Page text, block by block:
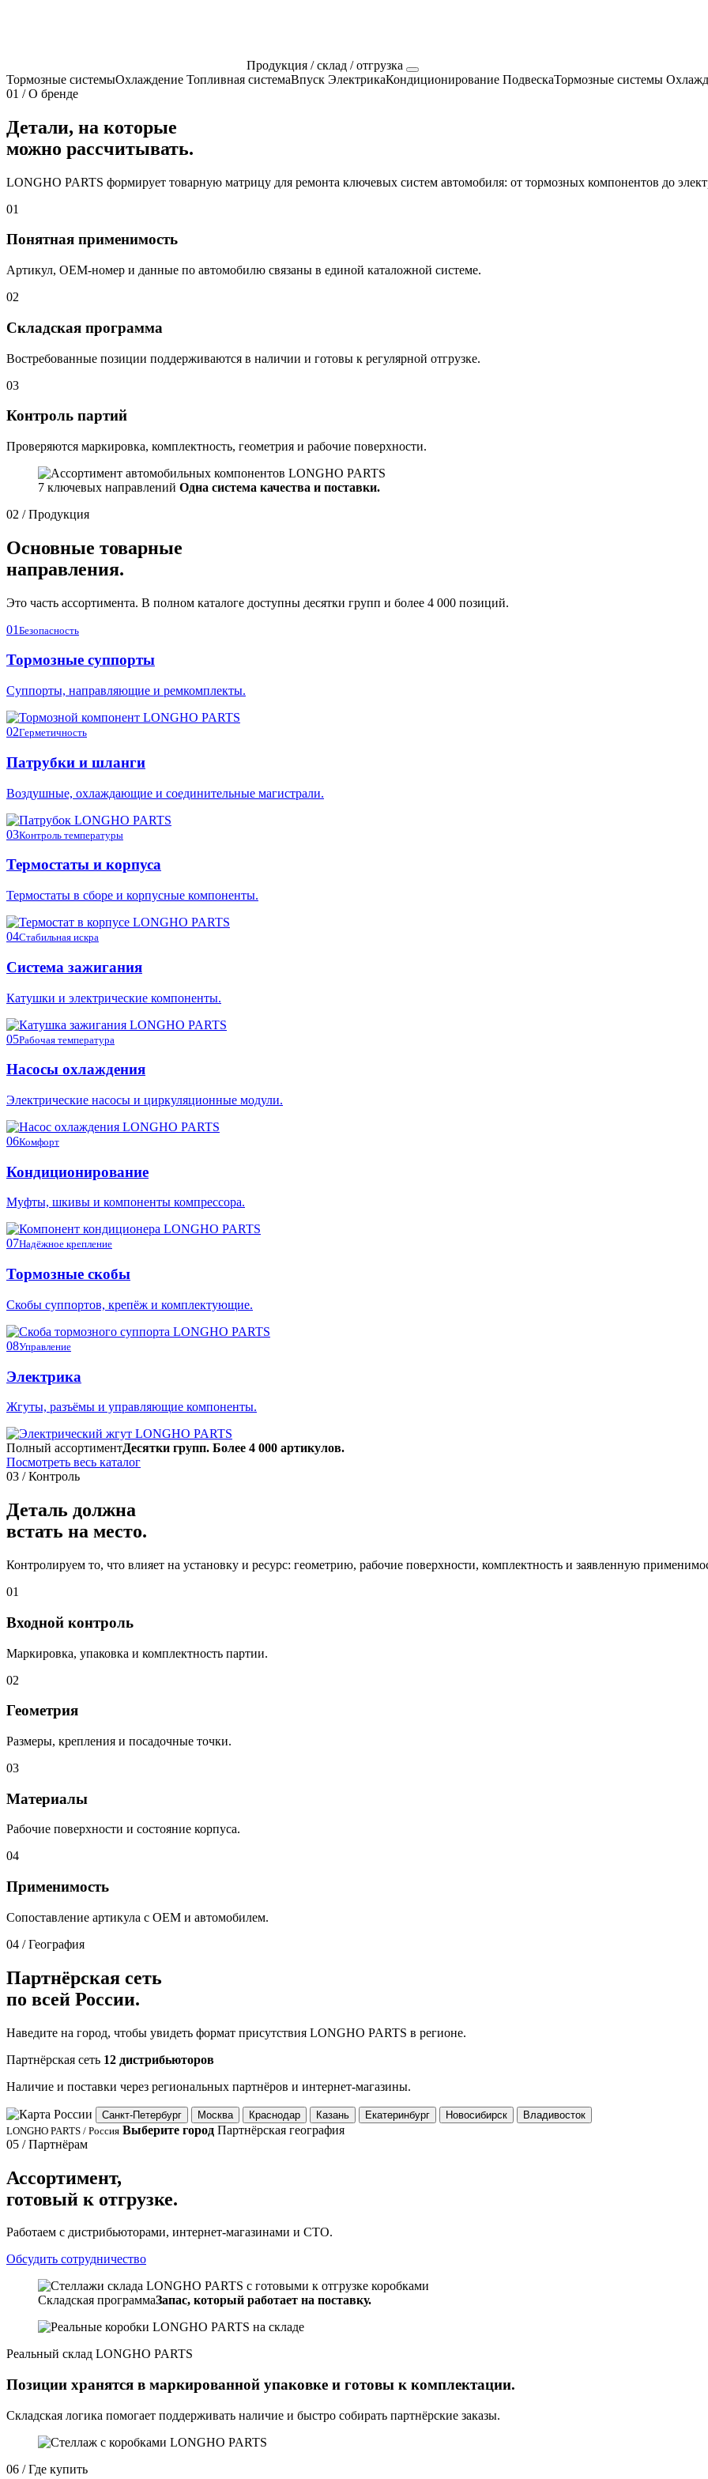
Продукция / склад / отгрузка
Тормозные системыОхлаждение Топливная системаВпуск ЭлектрикаКондиционирование ПодвескаТормозные системы
01 / О бренде
Детали, на которые
можно рассчитывать.
LONGHO PARTS формирует товарную матрицу для ремонта ключевых систем автомобиля: от тормозных компонентов до
01
Понятная применимость
Артикул, OEM-номер и данные по автомобилю связаны в единой каталожной системе.
02
Складская программа
Востребованные позиции поддерживаются в наличии и готовы к регулярной отгрузке.
03
Контроль партий
Проверяются маркировка, комплектность, геометрия и рабочие поверхности.
7 ключевых направлений Одна система качества и поставки.
02 / Продукция
Основные товарные
направления.
Это часть ассортимента. В полном каталоге доступны десятки групп и более 4 000 позиций.
01 Безопасность
Тормозные суппорты
Суппорты, направляющие и ремкомплекты.
02Герметичность
Патрубки и шланги
Воздушные, охлаждающие и соединительные магистрали.
03Контроль температуры
Термостаты и корпуса
Термостаты в сборе и корпусные компоненты.
04Стабильная искра
Система зажигания
Катушки и электрические компоненты.
05Рабочая температура
Насосы охлаждения
Электрические насосы и циркуляционные модули.
06Комфорт
Кондиционирование
Муфты, шкивы и компоненты компрессора.
07Надёжное крепление
Тормозные скобы
Скобы суппортов, крепёж и комплектующие.
08Управление
Электрика
Жгуты, разъёмы и управляющие компоненты.
Полный ассортиментДесятки групп. Более 4 000 артикулов.
Посмотреть весь каталог
03 / Контроль
Деталь должна
встать на место.
Контролируем то, что влияет на установку и ресурс: геометрию, рабочие поверхности, комплектность и заявленную
01
Входной контроль
Маркировка, упаковка и комплектность партии.
02
Геометрия
Размеры, крепления и посадочные точки.
03
Материалы
Рабочие поверхности и состояние корпуса.
04
Применимость
Сопоставление артикула с OEM и автомобилем.
04 / География
Партнёрская сеть
по всей России.
Наведите на город, чтобы увидеть формат присутствия LONGHO PARTS в регионе.
Партнёрская сеть 12 дистрибьюторов
Наличие и поставки через региональных партнёров и интернет-магазины.
Санкт-Петербург Москва Краснодар Казань Екатеринбург Новосибирск
Владивосток
LONGHO PARTS / Россия Выберите город Партнёрская география
05 / Партнёрам
Ассортимент,
готовый к отгрузке.
Работаем с дистрибьюторами, интернет-магазинами и СТО.
Обсудить сотрудничество
Складская программаЗапас, который работает на поставку.
Реальный склад LONGHO PARTS
Позиции хранятся в маркированной упаковке и готовы к комплектации.
Складская логика помогает поддерживать наличие и быстро собирать партнёрские заказы.
06 / Где купить